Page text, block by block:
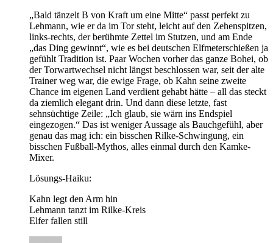
„Bald tänzelt B von Kraft um eine Mitte“ passt perfekt zu
Lehmann, wie er da im Tor steht, leicht auf den Zehenspitzen,
links-rechts, der berühmte Zettel im Stutzen, und am Ende
„das Ding gewinnt“, wie es bei deutschen Elfmeterschießen ja
gefühlt Tradition ist. Paar Wochen vorher das ganze Bohei, ob
der Torwartwechsel nicht längst beschlossen war, seit der alte
Trainer weg war, die ewige Frage, ob Kahn seine zweite
Chance im eigenen Land verdient gehabt hätte – all das steckt
da ziemlich elegant drin. Und dann diese letzte, fast
sehnsüchtige Zeile: „Ich glaub, sie wärn ins Endspiel
eingezogen.“ Das ist weniger Aussage als Bauchgefühl, aber
genau das mag ich: ein bisschen Rilke-Schwingung, ein
bisschen Fußball-Mythos, alles einmal durch den Kamke-
Mixer.
Lösungs-Haiku:
Kahn legt den Arm hin
Lehmann tanzt im Rilke-Kreis
Elfer fallen still